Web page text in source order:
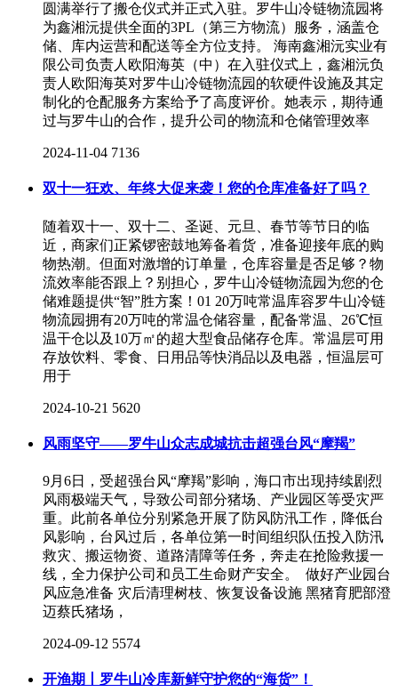
圆满举行了搬仓仪式并正式入驻。罗牛山冷链物流园将
为鑫湘沅提供全面的3PL（第三方物流）服务，涵盖仓
储、库内运营和配送等全方位支持。 海南鑫湘沅实业有
限公司负责人欧阳海英（中）在入驻仪式上，鑫湘沅负
责人欧阳海英对罗牛山冷链物流园的软硬件设施及其定
制化的仓配服务方案给予了高度评价。她表示，期待通
过与罗牛山的合作，提升公司的物流和仓储管理效率
2024-11-04 7136
双十一狂欢、年终大促来袭！您的仓库准备好了吗？
随着双十一、双十二、圣诞、元旦、春节等节日的临
近，商家们正紧锣密鼓地筹备着货，准备迎接年底的购
物热潮。但面对激增的订单量，仓库容量是否足够？物
流效率能否跟上？别担心，罗牛山冷链物流园为您的仓
储难题提供“智”胜方案！01 20万吨常温库容罗牛山冷链
物流园拥有20万吨的常温仓储容量，配备常温、26℃恒
温干仓以及10万㎡的超大型食品储存仓库。常温层可用
存放饮料、零食、日用品等快消品以及电器，恒温层可
用于
2024-10-21 5620
风雨坚守——罗牛山众志成城抗击超强台风“摩羯”
9月6日，受超强台风“摩羯”影响，海口市出现持续剧烈
风雨极端天气，导致公司部分猪场、产业园区等受灾严
重。此前各单位分别紧急开展了防风防汛工作，降低台
风影响，台风过后，各单位第一时间组织队伍投入防汛
救灾、搬运物资、道路清障等任务，奔走在抢险救援一
线，全力保护公司和员工生命财产安全。 做好产业园台
风应急准备 灾后清理树枝、恢复设备设施 黑猪育肥部澄
迈蔡氏猪场，
2024-09-12 5574
开渔期丨罗牛山冷库新鲜守护您的“海货”！